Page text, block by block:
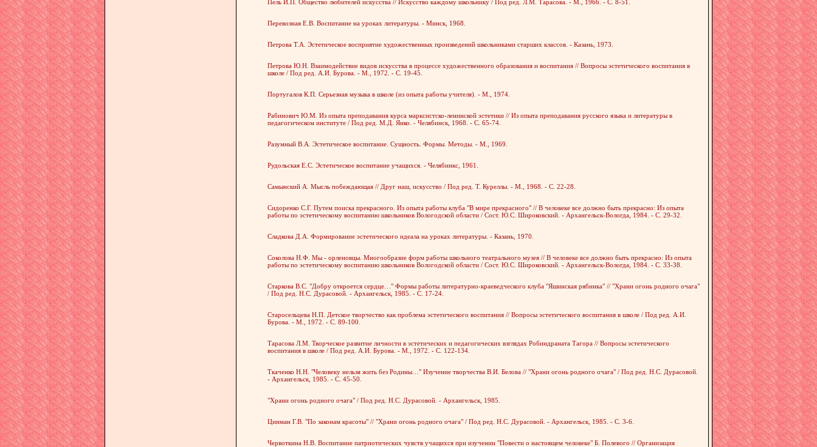
Пель И.П. Общество любителей искусства // Искусство каждому школьнику / Под ред. Л.М. Тарасова. - М., 1966. - С. 8-51.
Перевозная Е.В. Воспитание на уроках литературы. - Минск, 1968.
Петрова Т.А. Эстетическое восприятие художественных произведений школьниками старших классов. - Казань, 1973.
Петрова Ю.Н. Взаимодействие видов искусства в процессе художественного образования и воспитания // Вопросы эстетического воспитания в
школе / Под ред. А.И. Бурова. - М., 1972. - С. 19-45.
Португалов К.П. Серьезная музыка в школе (из опыта работы учителя). - М., 1974.
Рабинович Ю.М. Из опыта преподавания курса марксистско-ленинской эстетики // Из опыта преподавания русского языка и литературы в
педагогическом институте / Под ред. М.Д. Янко. - Челябинск, 1968. - С. 65-74.
Разумный В.А. Эстетическое воспитание. Сущность. Формы. Методы. - М., 1969.
Рудольская Е.С. Эстетическое воспитание учащихся. - Челябинкс, 1961.
Самынский А. Мысль побеждающая // Друг наш, искусство / Под ред. Т. Куреллы. - М., 1968. - С. 22-28.
Сидоренко С.Г. Путем поиска прекрасного. Из опыта работы клуба "В мире прекрасного" // В человеке все должно быть прекрасно: Из опыта
работы по эстетическому воспитанию школьников Вологодской области / Сост. Ю.С. Широковский. - Архангельск-Вологда, 1984. - С. 29-32.
Сладкова Д.А. Формирование эстетического идеала на уроках литературы. - Казань, 1970.
Соколова Н.Ф. Мы - орленовцы. Многообразие форм работы школьного театрального музея // В человеке все должно быть прекрасно: Из опыта
работы по эстетическому воспитанию школьников Вологодской области / Сост. Ю.С. Широковский. - Архангельск-Вологда, 1984. - С. 33-38.
Старкова В.С. "Добру откроется сердце…" Формы работы литературно-краеведческого клуба "Яшинская рябинка" // "Храни огонь родного очага"
/ Под ред. Н.С. Дурасовой. - Архангельск, 1985. - С. 17-24.
Старосельцева Н.П. Детское творчество как проблема эстетического воспитания // Вопросы эстетического воспитания в школе / Под ред. А.И.
Бурова. - М., 1972. - С. 89-100.
Тарасова Л.М. Творческое развитие личности в эстетических и педагогических взглядах Робиндраната Тагора // Вопросы эстетического
воспитания в школе / Под ред. А.И. Бурова. - М., 1972. - С. 122-134.
Ткаченко Н.Н. "Человеку нельзя жить без Родины…" Изучение творчества В.И. Белова // "Храни огонь родного очага" / Под ред. Н.С. Дурасовой.
- Архангельск, 1985. - С. 45-50.
"Храни огонь родного очага" / Под ред. Н.С. Дурасовой. - Архангельск, 1985.
Цинман Г.В. "По законам красоты" // "Храни огонь родного очага" / Под ред. Н.С. Дурасовой. - Архангельск, 1985. - С. 3-6.
Червоткина Н.В. Воспитание патриотических чувств учащихся при изучении "Повести о настоящем человеке" Б. Полевого // Организация